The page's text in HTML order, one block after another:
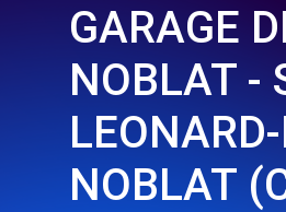
GARAGE
NOBLAT -
NOBLAT